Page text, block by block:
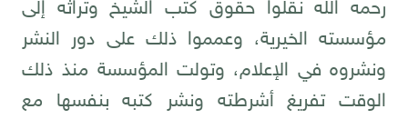
رحمه الله نقلوا حقوق كتب الشيخ وتراثه إلى
مؤسسته الخيرية، وعمموا ذلك على دور النشر
ونشروه في الإعلام، وتولت المؤسسة منذ ذلك
الوقت تفريغ أشرطته ونشر كتبه بنفسها مع